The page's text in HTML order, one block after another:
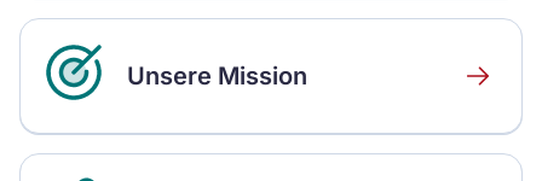
Unsere Mission
Unsere